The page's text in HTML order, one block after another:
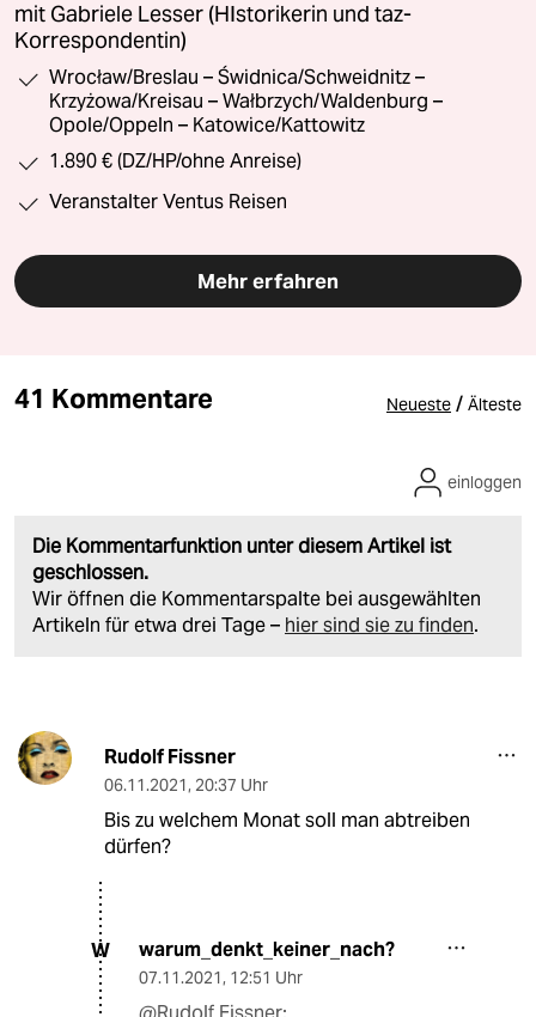
mit Gabriele Lesser (HIstorikerin und taz-
Korrespondentin)
Wrocław/Breslau – Świdnica/Schweidnitz –
Krzyżowa/Kreisau – Wałbrzych/Waldenburg –
Opole/Oppeln – Katowice/Kattowitz
1.890 € (DZ/HP/ohne Anreise)
Veranstalter Ventus Reisen
Mehr erfahren
41 Kommentare Neueste / Älteste
Die Kommentarfunktion unter diesem Artikel ist
geschlossen.
Wir öffnen die Kommentarspalte bei ausgewählten
Artikeln für etwa drei Tage – hier sind sie zu finden.
einloggen
Rudolf Fissner
06.11.2021, 20:37 Uhr
Bis zu welchem Monat soll man abtreiben
dürfen?
W warum_denkt_keiner_nach?
07.11.2021, 12:51 Uhr